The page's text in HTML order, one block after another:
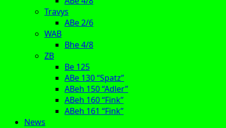
Travys
ABe 2/6
WAB
Bhe 4/8
ZB
Be 125
ABe 130 “Spatz”
ABeh 150 “Adler”
ABeh 160 “Fink”
ABeh 161 “Fink”
News